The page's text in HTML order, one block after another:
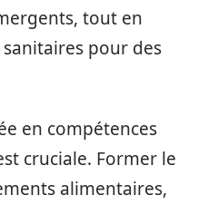
tout en
pour des
en compétences
cruciale. Former le
alimentaires,